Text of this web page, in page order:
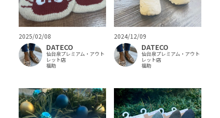
2025/02/08
DATECO
仙台泉プレミアム・アウト
レット店
福助
2024/12/09
DATECO
仙台泉プレミアム・アウト
レット店
福助